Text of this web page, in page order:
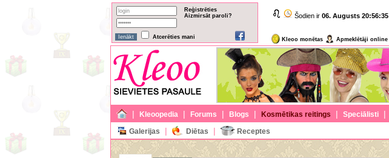
Reģistrēties
Aizmirsāt paroli?
Atcerēties mani
Šodien ir 06. Augusts 20:56:35
Kleoo monētas Apmeklētāji online
| Kleoopedia | Forums | Blogs | Kosmētikas reitings | Speciālisti |
Galerijas
| Diētas | Receptes